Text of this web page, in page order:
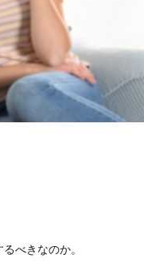
べきなのか。